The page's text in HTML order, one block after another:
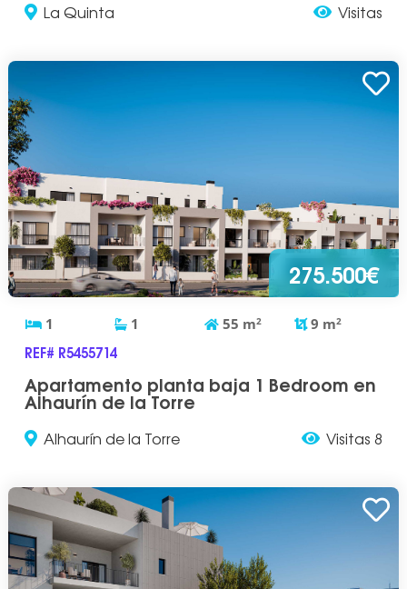
La Quinta Visitas
275.500€
1 1 55 m2 9 m2
REF# R5455714
Apartamento planta baja 1 Bedroom en
Alhaurín de la Torre
Alhaurín de la Torre Visitas 8